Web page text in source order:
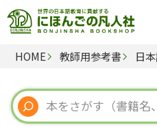
HOME 教師用参考書 日